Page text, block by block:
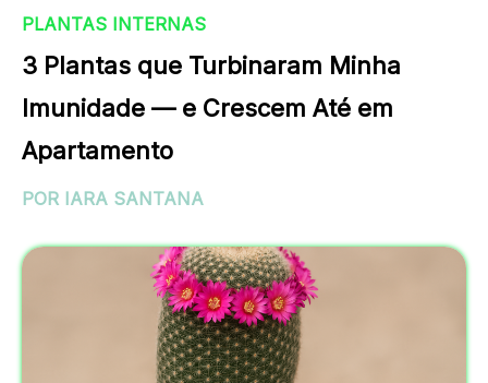
PLANTAS INTERNAS
3 Plantas que Turbinaram Minha
Imunidade — e Crescem Até em
Apartamento
POR IARA SANTANA